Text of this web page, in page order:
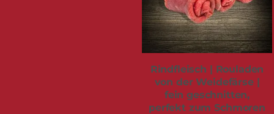
Rindfleisch | Rouladen
von der Weidefärse |
fein geschnitten,
perfekt zum Schmoren